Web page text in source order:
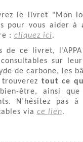
le livret "Mon
pour vous aider à
: cliquez ici.
de ce livret,
consultables sur
de carbone, les
trouverez tout ce
être, ainsi
N’hésitez pas
via ce lien.